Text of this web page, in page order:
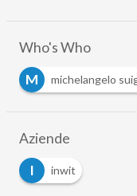
Who's Who
M
michelangelo
Aziende
I
inwit